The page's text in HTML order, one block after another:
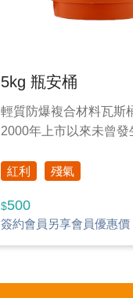
5kg 瓶安桶
輕質防爆複合材料瓦斯
2000年上市以來未曾發
紅利
殘氣
$500
簽約會員另享會員優惠價